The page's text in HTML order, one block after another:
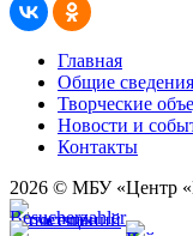
Главная
Общие сведения
Творческие
Новости и
Контакты
2026 © МБУ «Центр